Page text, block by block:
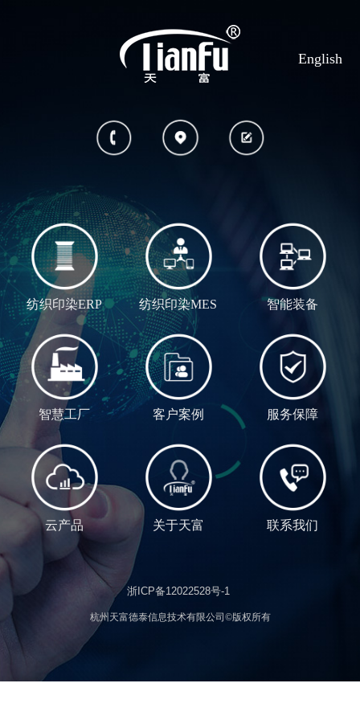
English
纺织印染ERP 纺织印染MES 智能装备
智慧工厂 客户案例 服务保障
云产品 关于天富 联系我们
浙ICP备12022528号-1
杭州天富德泰信息技术有限公司©版权所有